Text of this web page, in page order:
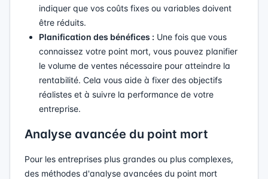
indiquer que vos coûts fixes ou variables doivent
être réduits.
Planification des bénéfices : Une fois que vous
connaissez votre point mort, vous pouvez planifier
le volume de ventes nécessaire pour atteindre la
rentabilité. Cela vous aide à fixer des objectifs
réalistes et à suivre la performance de votre
entreprise.
Analyse avancée du point mort
Pour les entreprises plus grandes ou plus complexes,
des méthodes d'analyse avancées du point mort